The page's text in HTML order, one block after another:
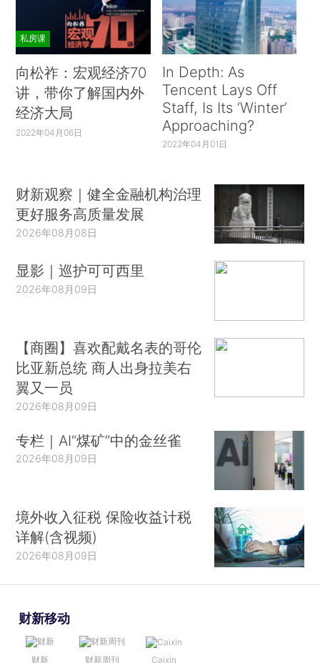
私房课
向松祚：宏观经济70
讲，带你了解国内外
经济大局
2022年04月06日
In Depth: As
Tencent Lays Off
Staff, Is Its ‘Winter’
Approaching?
2022年04月01日
财新观察｜健全金融机构治理
更好服务高质量发展
2026年08月08日
显影｜巡护可可西里
2026年08月09日
【商圈】喜欢配戴名表的哥伦
比亚新总统 商人出身拉美右
翼又一员
2026年08月09日
专栏｜AI“煤矿”中的金丝雀
2026年08月09日
境外收入征税 保险收益计税
详解(含视频)
2026年08月09日
财新移动
财新 财新周刊 Caixin